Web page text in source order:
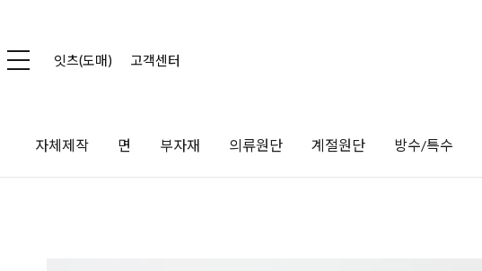
잇츠(도매) 고객센터
자체제작 면 부자재 의류원단 계절원단 방수/특수